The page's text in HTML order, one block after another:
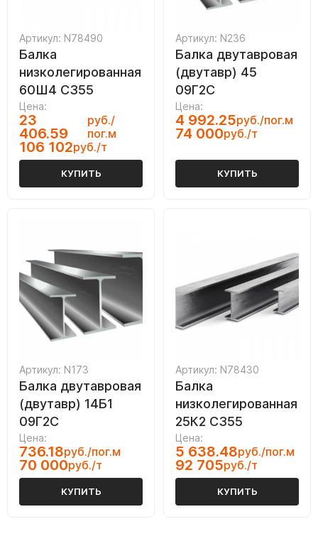
Артикул: N78490
Балка
низколегированная
60Ш4 С355
Цена:
23
406.59
руб./
пог.м
106 102руб./т
КУПИТЬ
Артикул: N236
Балка двутавровая
(двутавр) 45
09Г2С
Цена:
4 992.25руб./пог.м
74 000руб./т
КУПИТЬ
Артикул: N173
Балка двутавровая
(двутавр) 14Б1
09Г2С
Цена:
736.18руб./пог.м
70 000руб./т
КУПИТЬ
Артикул: N78430
Балка
низколегированная
25К2 С355
Цена:
5 638.48руб./пог.м
92 705руб./т
КУПИТЬ